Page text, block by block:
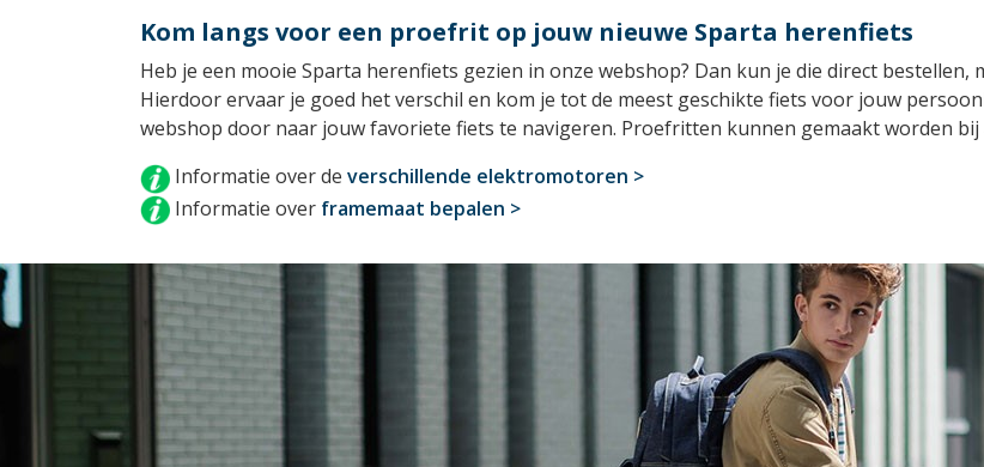
Kom langs voor een proefrit op jouw nieuwe Sparta herenfiets
Heb je een mooie Sparta herenfiets gezien in onze webshop? Dan kun je die direct
Hierdoor ervaar je goed het verschil en kom je tot de meest geschikte fiets voor jouw
webshop door naar jouw favoriete fiets te navigeren. Proefritten kunnen gemaakt worden
Informatie over de verschillende elektromotoren >
Informatie over framemaat bepalen >